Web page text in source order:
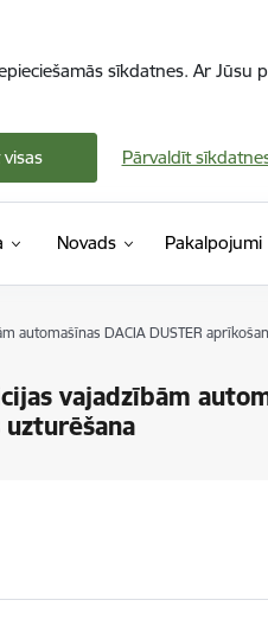
sīkdatnes. Ar
Pārvaldīt
Novads Pakalpojumi
automašīnas DACIA DUSTER
vajadzībām